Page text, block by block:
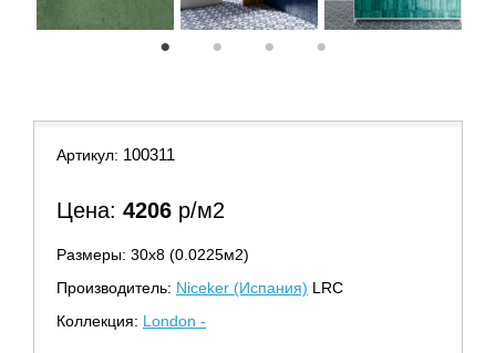
Артикул: 100311
Цена: 4206 р/м2
Размеры: 30х8 (0.0225м2)
Производитель: Niceker (Испания) LRC
Коллекция: London -